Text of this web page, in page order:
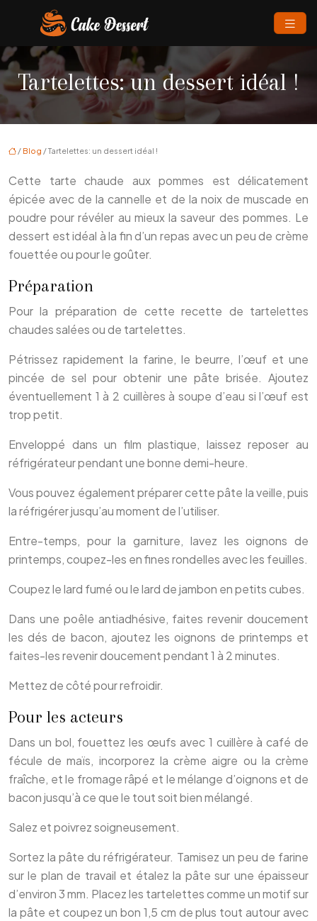
Tartelettes: un dessert idéal !
/ Blog / Tartelettes: un dessert idéal !
Cette tarte chaude aux pommes est délicatement
épicée avec de la cannelle et de la noix de muscade en
poudre pour révéler au mieux la saveur des pommes. Le
dessert est idéal à la fin d’un repas avec un peu de crème
fouettée ou pour le goûter.
Préparation
Pour la préparation de cette recette de tartelettes
chaudes salées ou de tartelettes.
Pétrissez rapidement la farine, le beurre, l’œuf et une
pincée de sel pour obtenir une pâte brisée. Ajoutez
éventuellement 1 à 2 cuillères à soupe d’eau si l’œuf est
trop petit.
Enveloppé dans un film plastique, laissez reposer au
réfrigérateur pendant une bonne demi-heure.
Vous pouvez également préparer cette pâte la veille, puis
la réfrigérer jusqu’au moment de l’utiliser.
Entre-temps, pour la garniture, lavez les oignons de
printemps, coupez-les en fines rondelles avec les feuilles.
Coupez le lard fumé ou le lard de jambon en petits cubes.
Dans une poêle antiadhésive, faites revenir doucement
les dés de bacon, ajoutez les oignons de printemps et
faites-les revenir doucement pendant 1 à 2 minutes.
Mettez de côté pour refroidir.
Pour les acteurs
Dans un bol, fouettez les œufs avec 1 cuillère à café de
fécule de maïs, incorporez la crème aigre ou la crème
fraîche, et le fromage râpé et le mélange d’oignons et de
bacon jusqu’à ce que le tout soit bien mélangé.
Salez et poivrez soigneusement.
Sortez la pâte du réfrigérateur. Tamisez un peu de farine
sur le plan de travail et étalez la pâte sur une épaisseur
d’environ 3 mm. Placez les tartelettes comme un motif sur
la pâte et coupez un bon 1,5 cm de plus tout autour avec